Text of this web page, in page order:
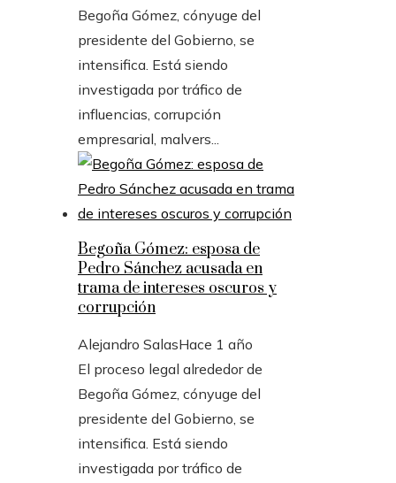
Begoña Gómez, cónyuge del
presidente del Gobierno, se
intensifica. Está siendo
investigada por tráfico de
influencias, corrupción
empresarial, malvers...
Begoña Gómez: esposa de
Pedro Sánchez acusada en
trama de intereses oscuros y
corrupción
Alejandro SalasHace 1 año
El proceso legal alrededor de
Begoña Gómez, cónyuge del
presidente del Gobierno, se
intensifica. Está siendo
investigada por tráfico de